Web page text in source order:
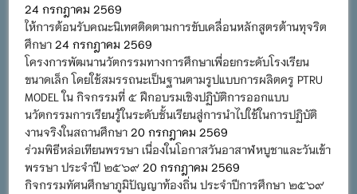
24 กรกฎาคม 2569
ให้การต้อนรับคณะนิเทศติดตามการขับเคลื่อนหลักสูตรต้านทุจริต
ศึกษา 24 กรกฎาคม 2569
โครงการพัฒนานวัตกรรมทางการศึกษาเพื่อยกระดับโรงเรียน
ขนาดเล็ก โดยใช้สมรรถนะเป็นฐานตามรูปแบบการผลิตครู PTRU
MODEL ใน กิจกรรมที่ ๕ ฝึกอบรมเชิงปฏิบัติการออกแบบ
นวัตกรรมการเรียนรู้ในระดับชั้นเรียนสู่การนำไปใช้ในการปฏิบัติ
งานจริงในสถานศึกษา 20 กรกฎาคม 2569
ร่วมพิธีหล่อเทียนพรรษา เนื่องในโอกาสวันอาสาฬหบูชาและวันเข้า
พรรษา ประจำปี ๒๕๖๙ 20 กรกฎาคม 2569
กิจกรรมทัศนศึกษาภูมิปัญญาท้องถิ่น ประจำปีการศึกษา ๒๕๖๙